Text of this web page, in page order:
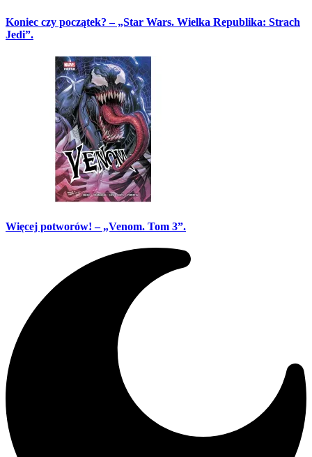
Koniec czy początek? – „Star Wars. Wielka Republika: Strach
Jedi”.
Więcej potworów! – „Venom. Tom 3”.